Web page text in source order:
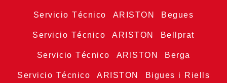
Servicio Técnico ARISTON Begues
Servicio Técnico ARISTON Bellprat
Servicio Técnico ARISTON Berga
Servicio Técnico ARISTON Bigues i Riells